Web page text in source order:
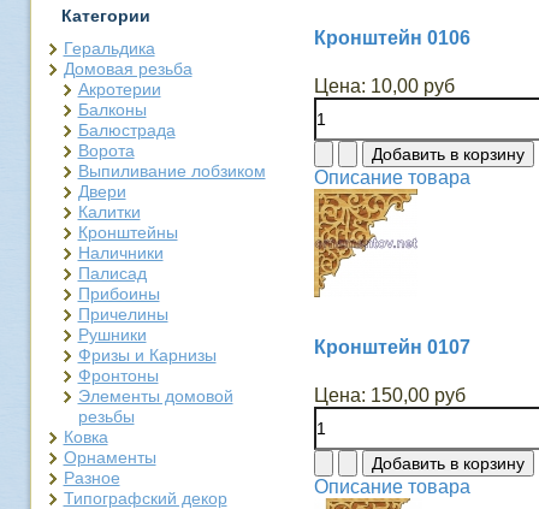
Категории
Геральдика
Домовая резьба
Акротерии
Балконы
Балюстрада
Ворота
Выпиливание лобзиком
Двери
Калитки
Кронштейны
Наличники
Палисад
Прибоины
Причелины
Рушники
Фризы и Карнизы
Фронтоны
Элементы домовой
резьбы
Ковка
Орнаменты
Разное
Типографский декор
Кронштейн 0106
Цена: 10,00 руб
Описание товара
Кронштейн 0107
Цена: 150,00 руб
Описание товара